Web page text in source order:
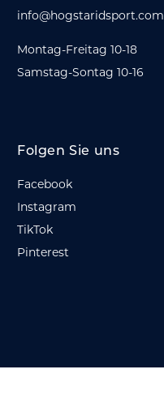
info@hogstaridsport.com
Montag-Freitag 10-18
Samstag-Sontag 10-16
Folgen Sie uns
Facebook
Instagram
TikTok
Pinterest